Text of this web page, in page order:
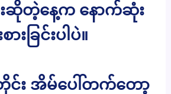
ဆိုတဲ့နေ့က နောက်ဆုံး
းခြင်းပါပဲ။
း အိမ်ပေါ်တက်တော့